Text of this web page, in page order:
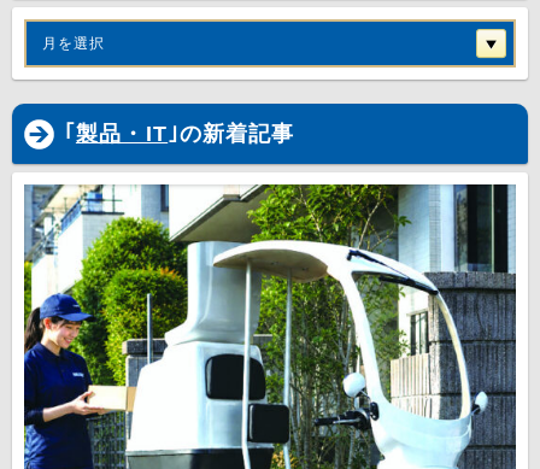
月を選択
｢ 製品・IT｣の新着記事